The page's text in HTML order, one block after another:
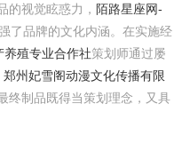
的视觉眩惑力， 陌路星座网-
了品牌的文化内涵。在实施经
殖专业合作社策划师通过屡
郑州妃雪阁动漫文化传播有限
终制品既得当策划理念，又具